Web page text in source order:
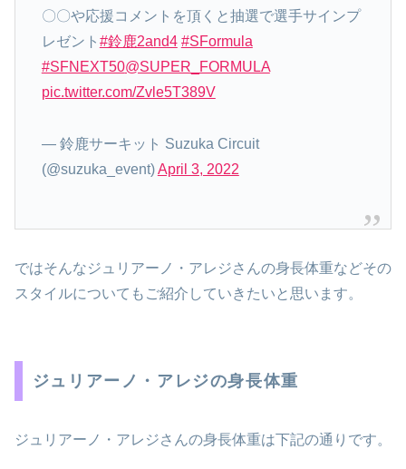
〇〇や応援コメントを頂くと抽選で選手サインプ
レゼント #鈴鹿2and4 #SFormula
#SFNEXT50@SUPER_FORMULA
pic.twitter.com/Zvle5T389V
— 鈴鹿サーキット Suzuka Circuit
(@suzuka_event)April 3, 2022
ではそんなジュリアーノ・アレジさんの身長体重などその
スタイルについてもご紹介していきたいと思います。
ジュリアーノ・アレジの身長体重
ジュリアーノ・アレジさんの身長体重は下記の通りです。